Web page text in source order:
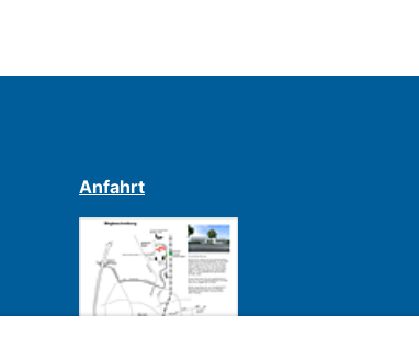
Anfahrt